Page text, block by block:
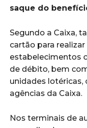
saque do
Segundo a Caixa,
cartão para
estabelecimentos
de débito, bem
unidades lotéricas,
agências da Caixa.
Nos terminais de